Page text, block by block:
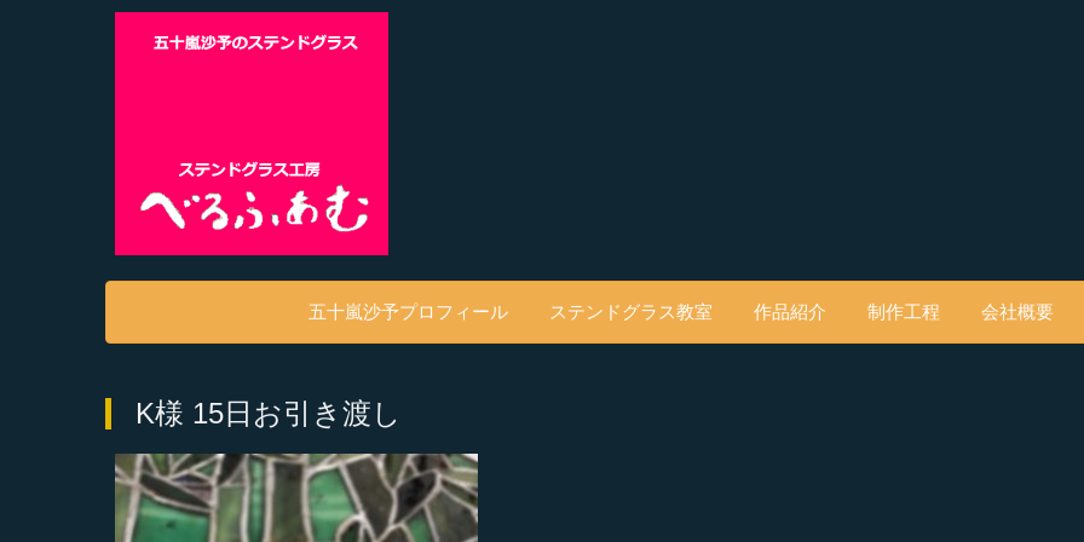
五十嵐沙予プロフィール ステンドグラス教室 作品紹介 制作工程 会社概要
K様 15日お引き渡し